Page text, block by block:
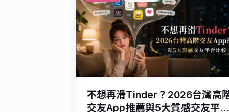
不想再滑Tinder？2026台灣高
交友App推薦與5大質感交友平